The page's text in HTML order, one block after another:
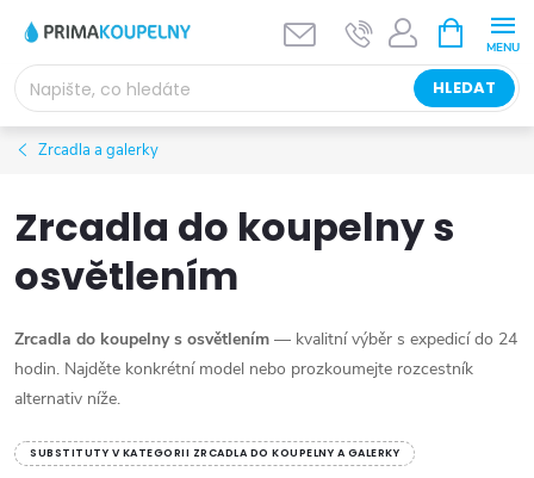
obsah
HLEDAT
NÁKUPNÍ
KOŠÍK
Zrcadla a galerky
Zrcadla do koupelny s
osvětlením
Zrcadla do koupelny s osvětlením — kvalitní výběr s expedicí do 24
hodin. Najděte konkrétní model nebo prozkoumejte rozcestník
alternativ níže.
SUBSTITUTY V KATEGORII ZRCADLA DO KOUPELNY A GALERKY